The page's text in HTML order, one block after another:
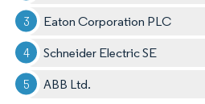
Eaton Corporation PLC
Schneider Electric SE
ABB Ltd.